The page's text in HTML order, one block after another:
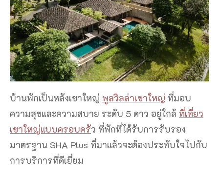
บ้านพักเป็นหลังเขาใหญ่ พูลวิลล่าเขาใหญ่ ที่มอบ
ความสุขและความสบาย ระดับ 5 ดาว อยู่ใกล้ ที่เที่ยว
เขาใหญ่แบบครอบครัว ที่พักที่ได้รับการรับรอง
มาตรฐาน SHA Plus ที่มาแล้วจะต้องประทับใจไปกับ
การบริการที่ดีเยี่ยม